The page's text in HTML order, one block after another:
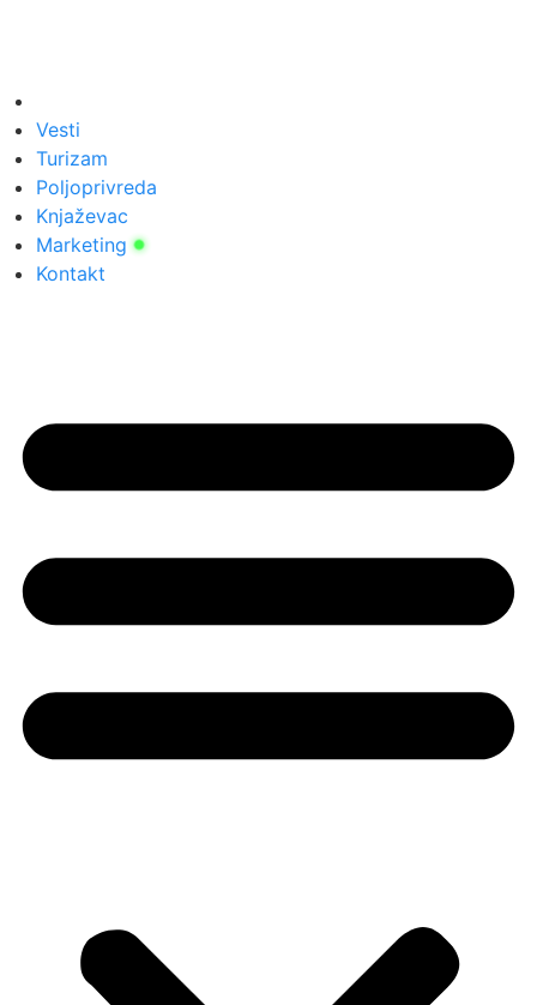
Vesti
Turizam
Poljoprivreda
Knjaževac
Marketing
Kontakt